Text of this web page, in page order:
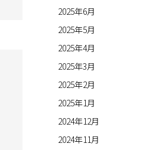
2025年6月
2025年5月
2025年4月
2025年3月
2025年2月
2025年1月
2024年12月
2024年11月